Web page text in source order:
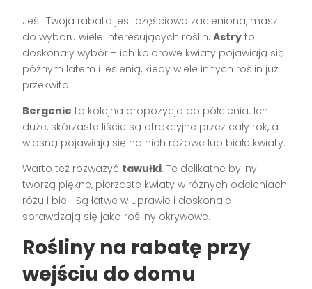
Jeśli Twoja rabata jest częściowo zacieniona, masz
do wyboru wiele interesujących roślin.Astry to
doskonały wybór – ich kolorowe kwiaty pojawiają się
późnym latem i jesienią, kiedy wiele innych roślin już
przekwita.
Bergenie to kolejna propozycja do półcienia. Ich
duże, skórzaste liście są atrakcyjne przez cały rok, a
wiosną pojawiają się na nich różowe lub białe kwiaty.
Warto też rozważyć tawułki. Te delikatne byliny
tworzą piękne, pierzaste kwiaty w różnych odcieniach
różu i bieli. Są łatwe w uprawie i doskonale
sprawdzają się jako rośliny okrywowe.
Rośliny na rabatę przy
wejściu do domu